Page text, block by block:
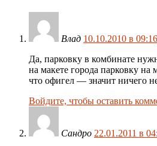
Влад 10.10.2010 в 09:16
Да, парковку в комбинате
на макете города парковку на
что офигел — значит ничего не
Войдите, чтобы оставить
Сандро 22.01.2011 в